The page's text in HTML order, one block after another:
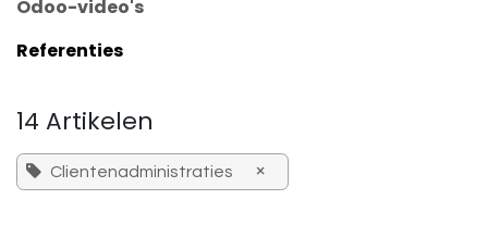
Odoo-video's
Referenties
14 Artikelen
Clientenadministraties ×